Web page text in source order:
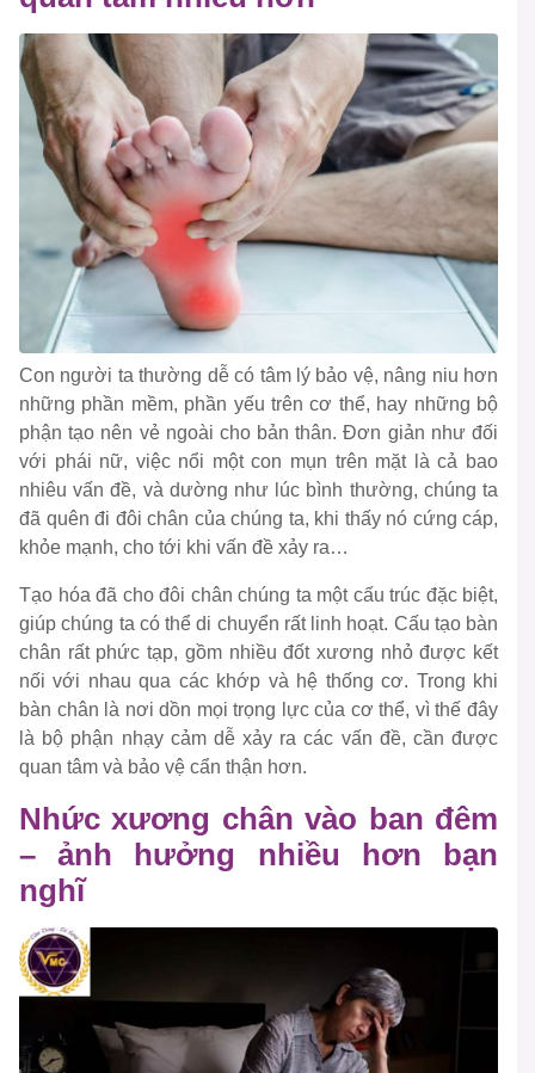
Con người ta thường dễ có tâm lý bảo vệ, nâng niu hơn
những phần mềm, phần yếu trên cơ thể, hay những bộ
phận tạo nên vẻ ngoài cho bản thân. Đơn giản như đối
với phái nữ, việc nổi một con mụn trên mặt là cả bao
nhiêu vấn đề, và dường như lúc bình thường, chúng ta
đã quên đi đôi chân của chúng ta, khi thấy nó cứng cáp,
khỏe mạnh, cho tới khi vấn đề xảy ra…
Tạo hóa đã cho đôi chân chúng ta một cấu trúc đặc biệt,
giúp chúng ta có thể di chuyển rất linh hoạt. Cấu tạo bàn
chân rất phức tạp, gồm nhiều đốt xương nhỏ được kết
nối với nhau qua các khớp và hệ thống cơ. Trong khi
bàn chân là nơi dồn mọi trọng lực của cơ thể, vì thế đây
là bộ phận nhạy cảm dễ xảy ra các vấn đề, cần được
quan tâm và bảo vệ cẩn thận hơn.
Nhức xương chân vào ban đêm
– ảnh hưởng nhiều hơn bạn
nghĩ